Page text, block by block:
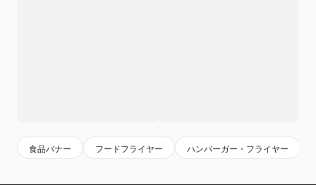
食品バナー フードフライヤー ハンバーガー・フライヤー